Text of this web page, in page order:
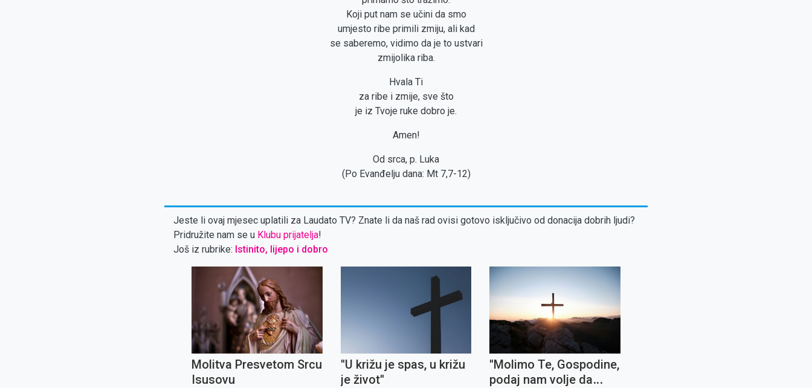
Koji put nam se učini da smo
umjesto ribe primili zmiju, ali kad
se saberemo, vidimo da je to ustvari
zmijolika riba.
Hvala Ti
za ribe i zmije, sve što
je iz Tvoje ruke dobro je.
Amen!
Od srca, p. Luka
(Po Evanđelju dana: Mt 7,7-12)
Jeste li ovaj mjesec uplatili za Laudato TV? Znate li da naš rad ovisi gotovo isključivo od donacija dobrih ljudi?
Pridružite nam se u Klubu prijatelja!
Još iz rubrike: Istinito, lijepo i dobro
Molitva Presvetom Srcu
Isusovu
''U križu je spas, u križu
je život''
''Molimo Te, Gospodine,
podaj nam volje da